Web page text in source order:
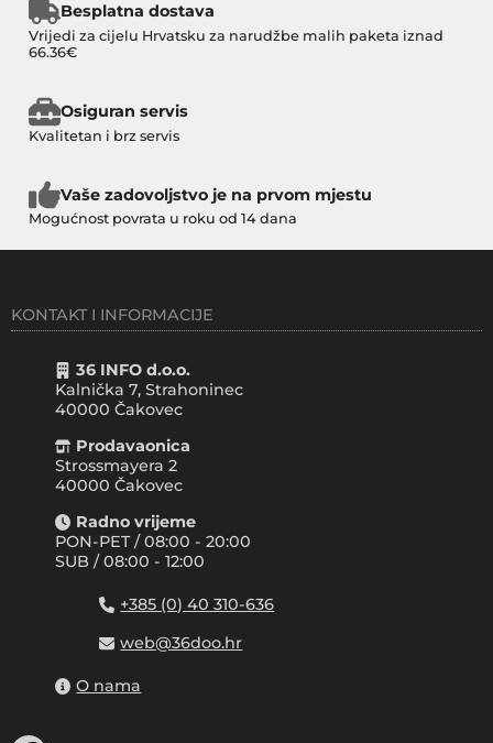
Besplatna dostava
Vrijedi za cijelu Hrvatsku za narudžbe malih paketa iznad
66.36€
Osiguran servis
Kvalitetan i brz servis
Vaše zadovoljstvo je na prvom mjestu
Mogućnost povrata u roku od 14 dana
KONTAKT I INFORMACIJE
36 INFO d.o.o.
Kalnička 7, Strahoninec
40000 Čakovec
Prodavaonica
Strossmayera 2
40000 Čakovec
Radno vrijeme
PON-PET / 08:00 - 20:00
SUB / 08:00 - 12:00
+385 (0) 40 310-636
web@36doo.hr
O nama